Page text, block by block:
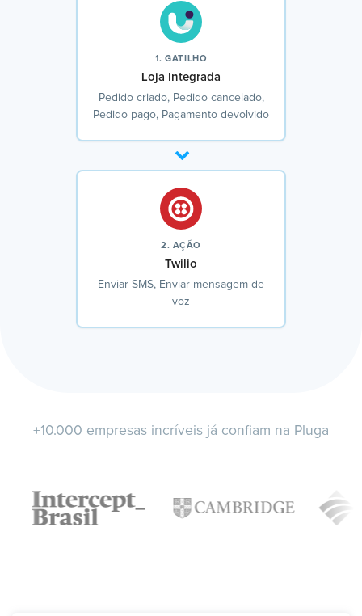
1. GATILHO
Loja Integrada
Pedido criado, Pedido cancelado,
Pedido pago, Pagamento devolvido
2. AÇÃO
Twilio
Enviar SMS, Enviar mensagem de
voz
+10.000 empresas incríveis já confiam na Pluga